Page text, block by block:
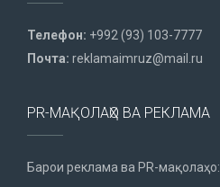
Телефон: +992 (93) 103-7777
Почта: reklamaimruz@mail.ru
PR-МАҚОЛАҲО ВА РЕКЛАМА
Барои реклама ва PR-мақолаҳо: